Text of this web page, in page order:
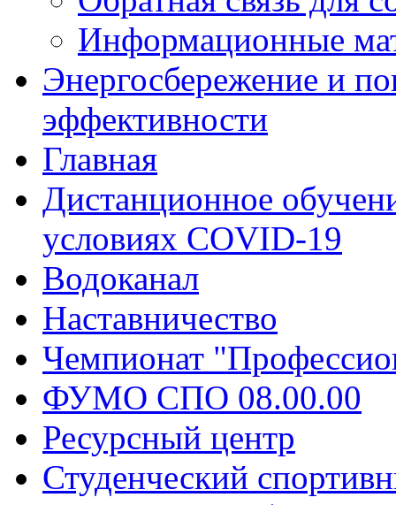
Информационные
Энергосбережение и
эффективности
Главная
Дистанционное
условиях COVID-19
Водоканал
Наставничество
Чемпионат
ФУМО СПО 08.00.00
Ресурсный центр
Студенческий